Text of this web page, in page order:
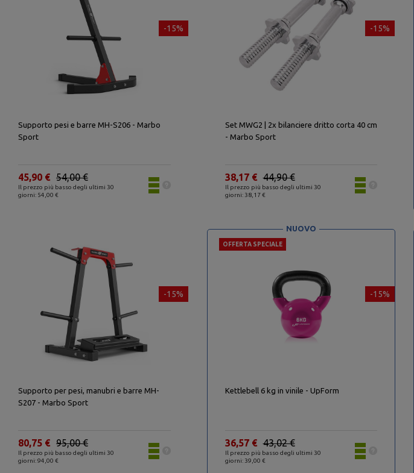
-15%
Supporto pesi e barre MH-S206 - Marbo
Sport
Il prezzo più basso degli ultimi 30
giorni: 54,00 €
54,00 €
45,90 €
-15%
Set MWG2 | 2x bilanciere dritto corta 40 cm
- Marbo Sport
Il prezzo più basso degli ultimi 30
giorni: 38,17 €
44,90 €
38,17 €
-15%
Supporto per pesi, manubri e barre MH-
S207 - Marbo Sport
Il prezzo più basso degli ultimi 30
giorni: 94,00 €
95,00 €
80,75 €
-15%
OFFERTA SPECIALE
NUOVO
Kettlebell 6 kg in vinile - UpForm
Il prezzo più basso degli ultimi 30
giorni: 39,00 €
43,02 €
36,57 €